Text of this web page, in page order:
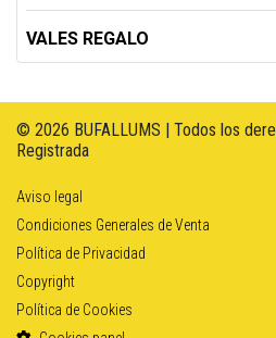
VALES REGALO
© 2026 BUFALLUMS | Todos los
Registrada
Aviso legal
Condiciones Generales de Venta
Política de Privacidad
Copyright
Política de Cookies